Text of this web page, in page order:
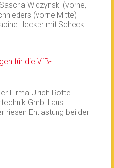
Wiczynski (vorne,
(vorne Mitte)
Hecker mit Scheck
für die VfB-
Firma Ulrich Rotte
GmbH aus
riesen Entlastung bei der